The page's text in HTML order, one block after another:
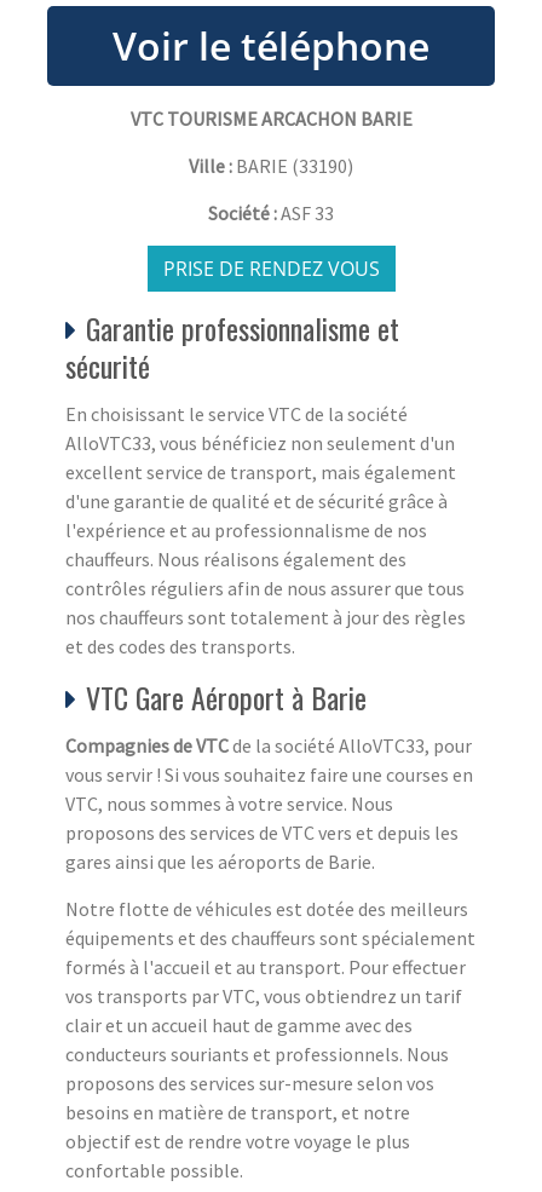
VTC TOURISME ARCACHON BARIE
Ville : BARIE (33190)
Société :ASF 33
PRISE DE RENDEZ VOUS
Garantie professionnalisme et
sécurité
En choisissant le service VTC de la société
AlloVTC33, vous bénéficiez non seulement d'un
excellent service de transport, mais également
d'une garantie de qualité et de sécurité grâce à
l'expérience et au professionnalisme de nos
chauffeurs. Nous réalisons également des
contrôles réguliers afin de nous assurer que tous
nos chauffeurs sont totalement à jour des règles
et des codes des transports.
VTC Gare Aéroport à Barie
Compagnies de VTCde la société AlloVTC33, pour
vous servir ! Si vous souhaitez faire une courses en
VTC, nous sommes à votre service. Nous
proposons des services de VTC vers et depuis les
gares ainsi que les aéroports de Barie.
Notre flotte de véhicules est dotée des meilleurs
équipements et des chauffeurs sont spécialement
formés à l'accueil et au transport. Pour effectuer
vos transports par VTC, vous obtiendrez un tarif
clair et un accueil haut de gamme avec des
conducteurs souriants et professionnels. Nous
proposons des services sur-mesure selon vos
besoins en matière de transport, et notre
objectif est de rendre votre voyage le plus
confortable possible.